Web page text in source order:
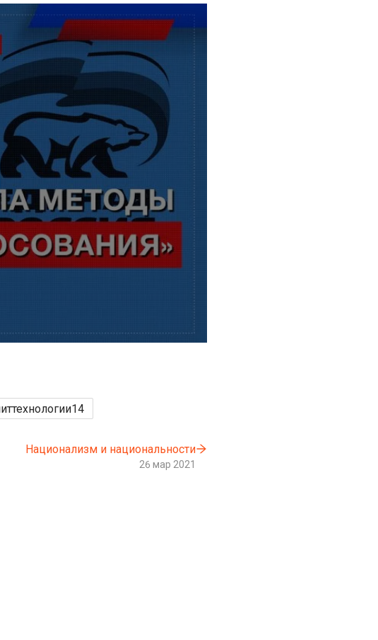
14
Национализм и национальности
26 мар 2021